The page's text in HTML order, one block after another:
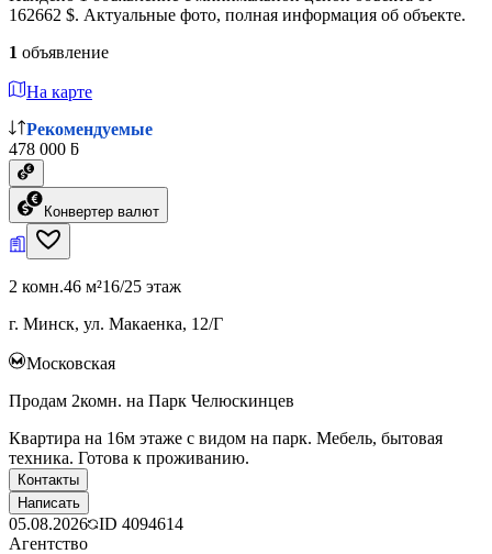
162662 $. Актуальные фото, полная информация об объекте.
1 объявление
На карте
Рекомендуемые
478 000 ƃ
Конвертер валют
2 комн.46 м²16/25 этаж
г. Минск, ул. Макаенка, 12/Г
Московская
Продам 2комн. на Парк Челюскинцев
Квартира на 16м этаже с видом на парк. Мебель, бытовая
техника. Готова к проживанию.
Контакты
Написать
05.08.2026 ID 4094614
Агентство